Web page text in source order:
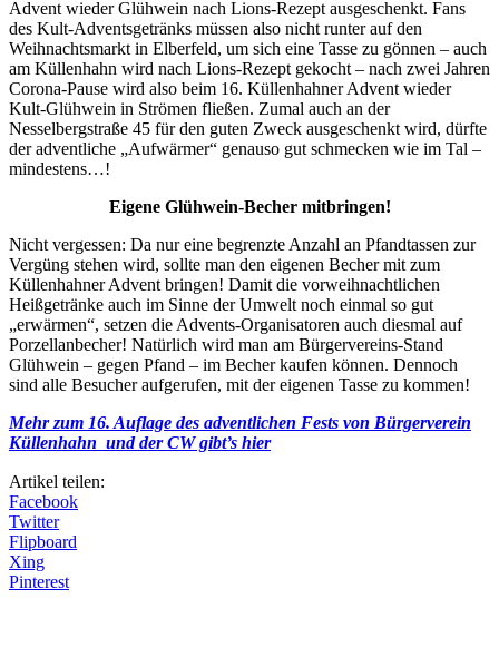
Advent wieder Glühwein nach Lions-Rezept ausgeschenkt. Fans
des Kult-Adventsgetränks müssen also nicht runter auf den
Weihnachtsmarkt in Elberfeld, um sich eine Tasse zu gönnen – auch
am Küllenhahn wird nach Lions-Rezept gekocht – nach zwei Jahren
Corona-Pause wird also beim 16. Küllenhahner Advent wieder
Kult-Glühwein in Strömen fließen. Zumal auch an der
Nesselbergstraße 45 für den guten Zweck ausgeschenkt wird, dürfte
der adventliche „Aufwärmer“ genauso gut schmecken wie im Tal –
mindestens…!
Eigene Glühwein-Becher mitbringen!
Nicht vergessen: Da nur eine begrenzte Anzahl an Pfandtassen zur
Vergüng stehen wird, sollte man den eigenen Becher mit zum
Küllenhahner Advent bringen! Damit die vorweihnachtlichen
Heißgetränke auch im Sinne der Umwelt noch einmal so gut
„erwärmen“, setzen die Advents-Organisatoren auch diesmal auf
Porzellanbecher! Natürlich wird man am Bürgervereins-Stand
Glühwein – gegen Pfand – im Becher kaufen können. Dennoch
sind alle Besucher aufgerufen, mit der eigenen Tasse zu kommen!
Mehr zum 16. Auflage des adventlichen Fests von Bürgerverein
Küllenhahn und der CW gibt’s hier
Artikel teilen:
Facebook
Twitter
Flipboard
Xing
Pinterest